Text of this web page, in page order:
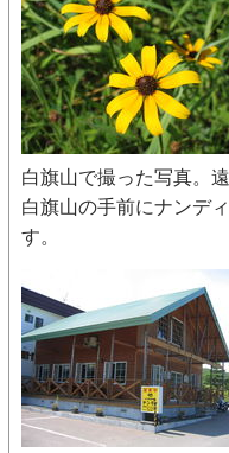
白旗山で撮った写真。
白旗山の手前にナンデ
す。